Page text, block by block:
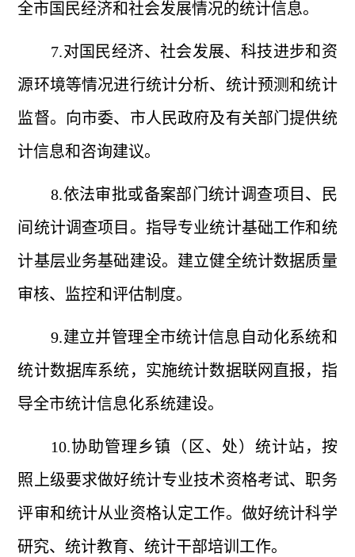
全市国民经济和社会发展情况的统计信息。
7.对国民经济、社会发展、科技进步和资
源环境等情况进行统计分析、统计预测和统计
监督。向市委、市人民政府及有关部门提供统
计信息和咨询建议。
8.依法审批或备案部门统计调查项目、民
间统计调查项目。指导专业统计基础工作和统
计基层业务基础建设。建立健全统计数据质量
审核、监控和评估制度。
9.建立并管理全市统计信息自动化系统和
统计数据库系统，实施统计数据联网直报，指
导全市统计信息化系统建设。
10.协助管理乡镇（区、处）统计站，按
照上级要求做好统计专业技术资格考试、职务
评审和统计从业资格认定工作。做好统计科学
研究、统计教育、统计干部培训工作。